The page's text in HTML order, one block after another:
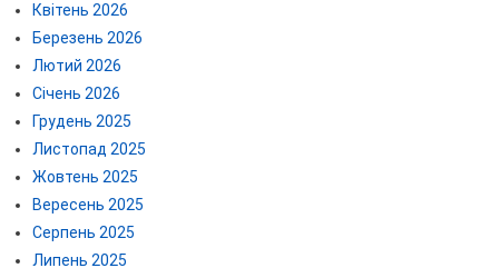
Квітень 2026
Березень 2026
Лютий 2026
Січень 2026
Грудень 2025
Листопад 2025
Жовтень 2025
Вересень 2025
Серпень 2025
Липень 2025